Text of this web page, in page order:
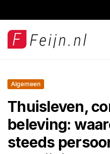
Algemeen
Thuisleven,
beleving:
steeds